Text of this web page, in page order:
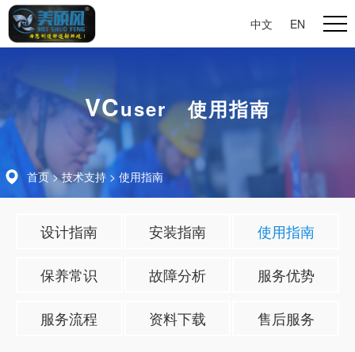
中文 EN
VCuser 使用指南
首页>技术支持 > 使用指南
设计指南 安装指南 使用指南
保养常识 故障分析 服务优势
服务流程 资料下载 售后服务